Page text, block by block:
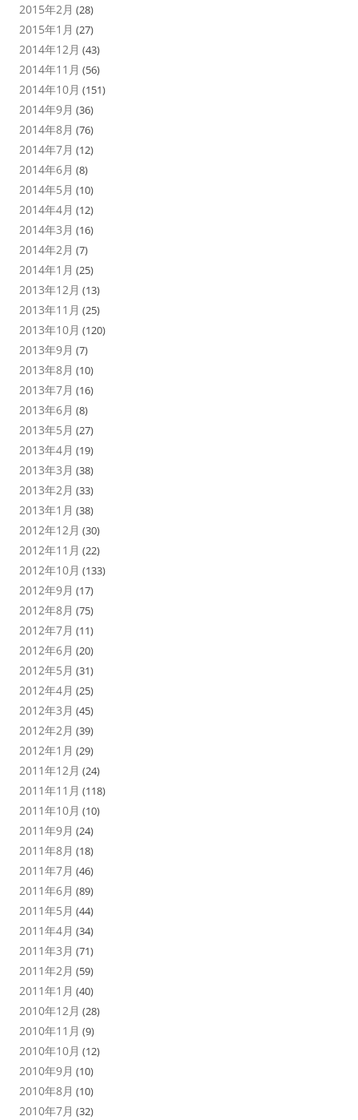
2015年2月 (28)
2015年1月 (27)
2014年12月 (43)
2014年11月 (56)
2014年10月 (151)
2014年9月 (36)
2014年8月 (76)
2014年7月 (12)
2014年6月 (8)
2014年5月 (10)
2014年4月 (12)
2014年3月 (16)
2014年2月 (7)
2014年1月 (25)
2013年12月 (13)
2013年11月 (25)
2013年10月 (120)
2013年9月 (7)
2013年8月 (10)
2013年7月 (16)
2013年6月 (8)
2013年5月 (27)
2013年4月 (19)
2013年3月 (38)
2013年2月 (33)
2013年1月 (38)
2012年12月 (30)
2012年11月 (22)
2012年10月 (133)
2012年9月 (17)
2012年8月 (75)
2012年7月 (11)
2012年6月 (20)
2012年5月 (31)
2012年4月 (25)
2012年3月 (45)
2012年2月 (39)
2012年1月 (29)
2011年12月 (24)
2011年11月 (118)
2011年10月 (10)
2011年9月 (24)
2011年8月 (18)
2011年7月 (46)
2011年6月 (89)
2011年5月 (44)
2011年4月 (34)
2011年3月 (71)
2011年2月 (59)
2011年1月 (40)
2010年12月 (28)
2010年11月 (9)
2010年10月 (12)
2010年9月 (10)
2010年8月 (10)
2010年7月 (32)